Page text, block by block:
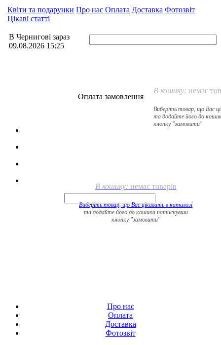
Квіти та подарунки Про нас Оплата Доставка Фотозвіт
Цікаві статті
В Чернигові зараз
09.08.2026 15:25
В кошику: немає
Виберіть товар, що Вас
та додайте його до
кнопку "замовити"
Оплата замовлення
В кошику: немає товарів
Виберіть товар, що Вас цікавить в каталозі
та додайте його до кошика натиснувши
кнопку "замовити"
Про нас
Оплата
Доставка
Фотозвіт